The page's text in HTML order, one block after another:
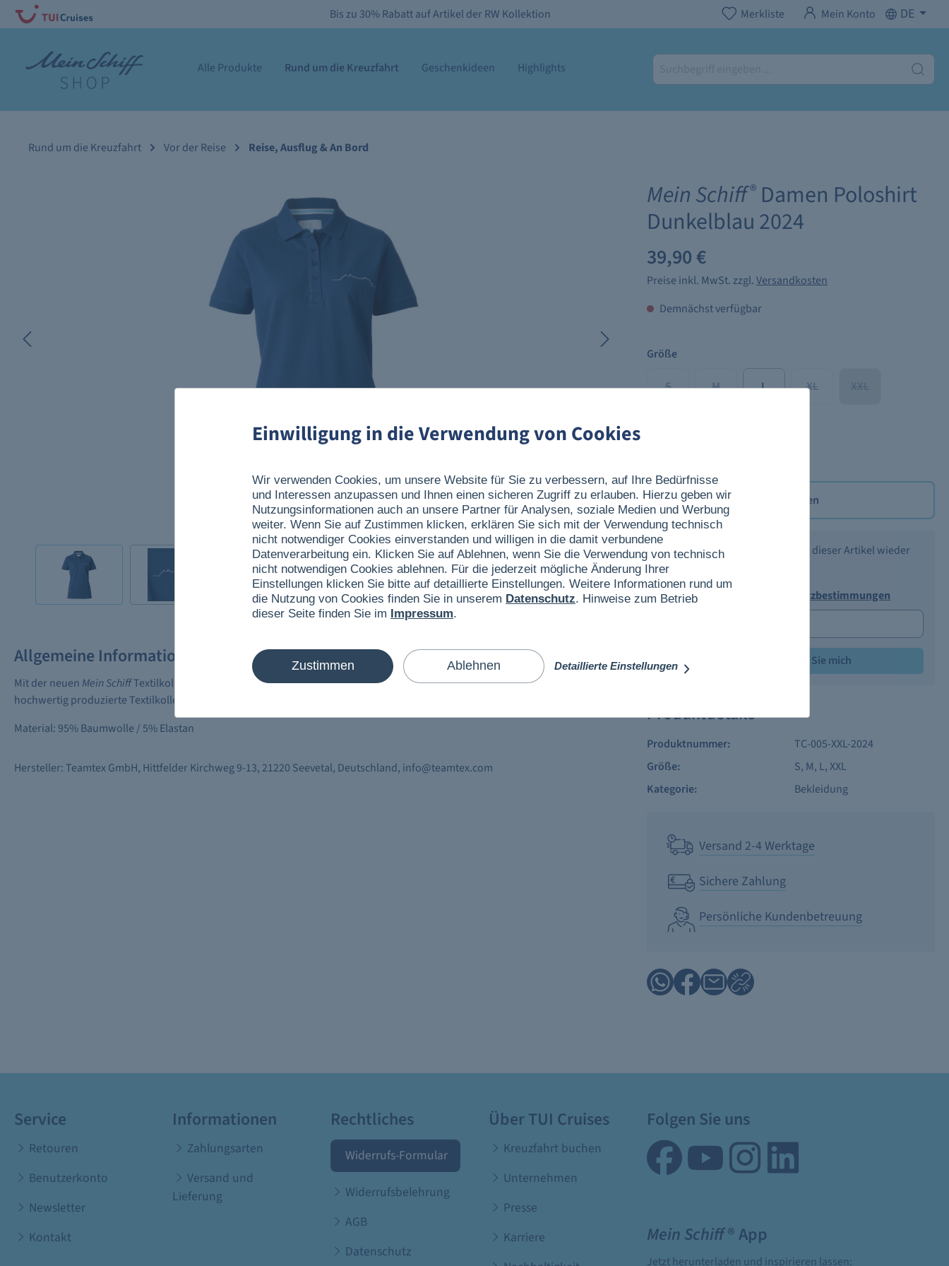
Bis zu 30% Rabatt auf Artikel der RW Kollektion Merkliste Mein Konto DE
Alle Produkte Rund um die Kreuzfahrt Geschenkideen Highlights
Rund um die Kreuzfahrt Vor der Reise Reise, Ausflug & An Bord
Allgemeine Informationen
Mit der neuen Mein SchiffTextilkollektion können Sie dasMein SchiffKreuzfahrtgefühl direkt auf Ihrer Haut spüren. Die
hochwertig produzierte Textilkollektion überzeugt mit maritimen und modischen Kleidungsstücken sowie liebevollen Details.
Material: 95% Baumwolle / 5% Elastan
Hersteller: Teamtex GmbH, Hittfelder Kirchweg 9-13, 21220 Seevetal, Deutschland, info@teamtex.com
Mein Schiff® Damen Poloshirt
Dunkelblau 2024
39,90 €
Preise inkl. MwSt. zzgl.Versandkosten
Demnächst verfügbar
Größe
S M L XL XXL
Merken
Benachrichtigen Sie mich, wenn dieser Artikel wieder
verfügbar ist.
Ich akzeptiere die
Datenschutzbestimmungen
Benachrichtigen Sie mich
Produktdetails
Produktnummer:
TC-005-XXL-2024
Größe:
S, M, L, XXL
Kategorie:
Bekleidung
Versand 2-4 Werktage
Sichere Zahlung
Persönliche Kundenbetreuung
Service
Retouren
Benutzerkonto
Newsletter
Kontakt
Informationen
Zahlungsarten
Versand und
Lieferung
Rechtliches
Widerrufs-Formular
Widerrufsbelehrung
AGB
Datenschutz
Über TUI Cruises
Kreuzfahrt buchen
Unternehmen
Presse
Karriere
Folgen Sie uns
Mein Schiff® App
Jetzt herunterladen und inspirieren lassen:
Einwilligung in die Verwendung von Cookies
Wir verwenden Cookies, um unsere Website für Sie zu verbessern, auf Ihre Bedürfnisse
und Interessen anzupassen und Ihnen einen sicheren Zugriff zu erlauben. Hierzu geben wir
Nutzungsinformationen auch an unsere Partner für Analysen, soziale Medien und Werbung
weiter. Wenn Sie auf Zustimmen klicken, erklären Sie sich mit der Verwendung technisch
nicht notwendiger Cookies einverstanden und willigen in die damit verbundene
Datenverarbeitung ein. Klicken Sie auf Ablehnen, wenn Sie die Verwendung von technisch
nicht notwendigen Cookies ablehnen. Für die jederzeit mögliche Änderung Ihrer
Einstellungen klicken Sie bitte auf detaillierte Einstellungen. Weitere Informationen rund um
die Nutzung von Cookies finden Sie in unserem Datenschutz. Hinweise zum Betrieb
dieser Seite finden Sie im Impressum.
Zustimmen Ablehnen Detaillierte Einstellungen